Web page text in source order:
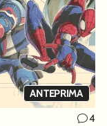
ANTEPRIMA
4